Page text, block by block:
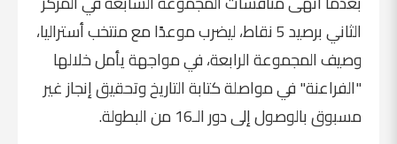
الثاني برصيد 5 نقاط، ليضرب موعدًا مع منتخب أستراليا،
وصيف المجموعة الرابعة، في مواجهة يأمل خلالها
"الفراعنة" في مواصلة كتابة التاريخ وتحقيق إنجاز غير
مسبوق بالوصول إلى دور الـ16 من البطولة.